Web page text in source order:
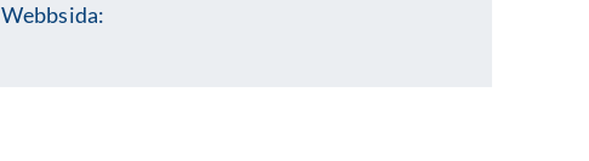
Webbsida: